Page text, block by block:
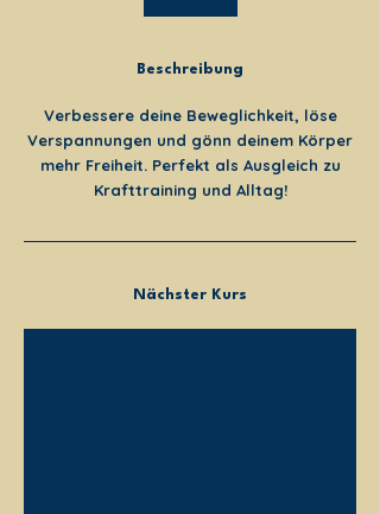
Beschreibung
Verbessere deine Beweglichkeit, löse
Verspannungen und gönn deinem Körper
mehr Freiheit. Perfekt als Ausgleich zu
Krafttraining und Alltag!
Nächster Kurs